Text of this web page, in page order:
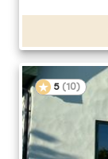
5 (10)